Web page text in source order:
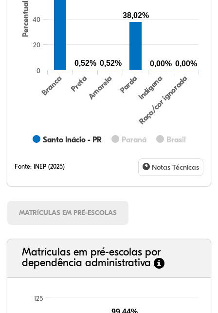
Percentual
Santo Inácio - PR Paraná Brasil
Branca PretaAmarela PardaIndígena
Raça/cor ignorada
0
20
40
0,52% 0,52%
38,02%
0,00% 0,00%
Fonte: INEP (2025) Notas Técnicas
MATRÍCULAS EM PRÉ-ESCOLAS
Matrículas em pré-escolas por
dependência administrativa
125